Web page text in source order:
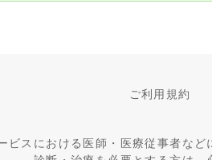
ご利用規約
ビスにおける医師・医療従事者な